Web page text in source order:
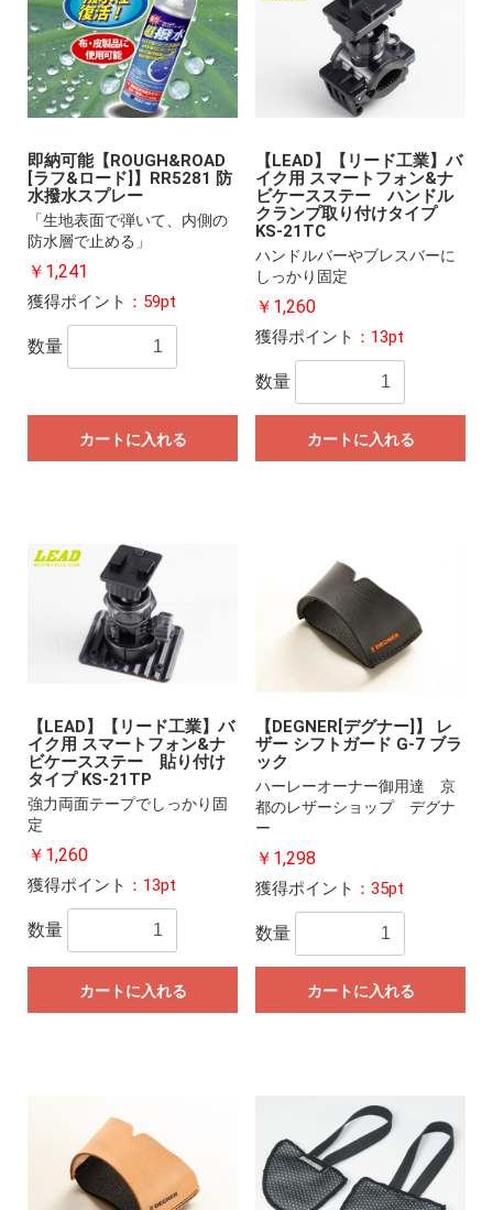
即納可能【ROUGH&ROAD
[ラフ&ロード]】RR5281 防
水撥水スプレー
「生地表面で弾いて、内側の
防水層で止める」
￥1,241
獲得ポイント ：59pt
数量
カートに入れる
【LEAD】【リード工業】バ
イク用 スマートフォン&ナ
ビケースステー ハンドル
クランプ取り付けタイプ
KS-21TC
ハンドルバーやブレスバーに
しっかり固定
￥1,260
獲得ポイント ：13pt
数量
カートに入れる
【LEAD】【リード工業】バ
イク用 スマートフォン&ナ
ビケースステー 貼り付け
タイプ KS-21TP
強力両面テープでしっかり固
定
￥1,260
獲得ポイント ：13pt
数量
カートに入れる
【DEGNER[デグナー]】 レ
ザー シフトガード G-7 ブラ
ック
ハーレーオーナー御用達 京
都のレザーショップ デグナ
ー
￥1,298
獲得ポイント ：35pt
数量
カートに入れる